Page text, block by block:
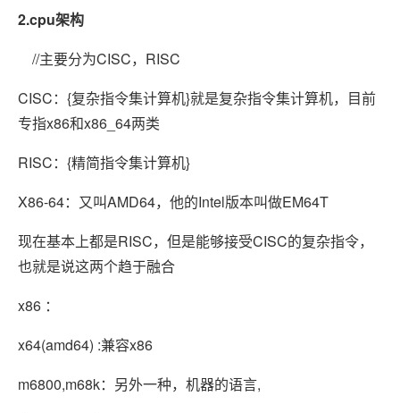
2.cpu架构
//主要分为CISC，RISC
CISC：{复杂指令集计算机}就是复杂指令集计算机，目前
专指x86和x86_64两类
RISC：{精简指令集计算机}
X86-64：又叫AMD64，他的Intel版本叫做EM64T
现在基本上都是RISC，但是能够接受CISC的复杂指令，
也就是说这两个趋于融合
x86 ：
x64(amd64) :兼容x86
m6800,m68k：另外一种，机器的语言,